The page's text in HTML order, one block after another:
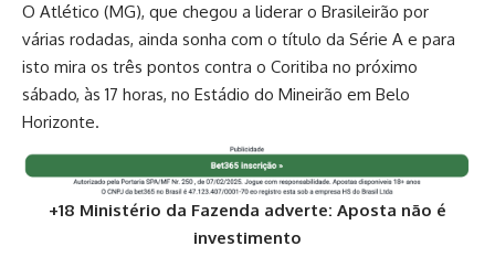
O Atlético (MG), que chegou a liderar o Brasileirão por
várias rodadas, ainda sonha com o título da Série A e para
isto mira os três pontos contra o Coritiba no próximo
sábado, às 17 horas, no Estádio do Mineirão em Belo
Horizonte.
+18 Ministério da Fazenda adverte: Aposta não é
investimento